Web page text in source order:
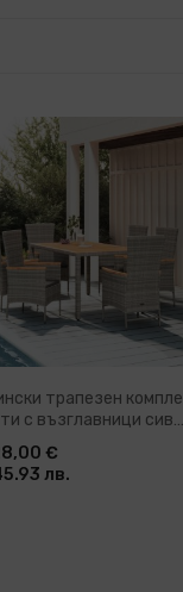
трапезен
с възглавници сив
Pruitt
€
лв.